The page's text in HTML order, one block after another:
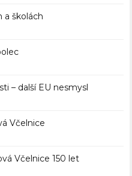
a školách
– další EU nesmysl
Včelnice
Včelnice 150 let